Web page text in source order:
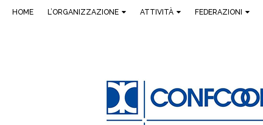
HOME L’ORGANIZZAZIONE ATTIVITÀ FEDERAZIONI